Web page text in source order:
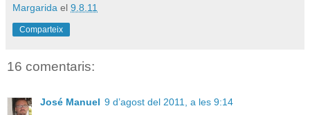
Margarida el 9.8.11
Comparteix
16 comentaris:
José Manuel 9 d’agost del 2011, a les 9:14